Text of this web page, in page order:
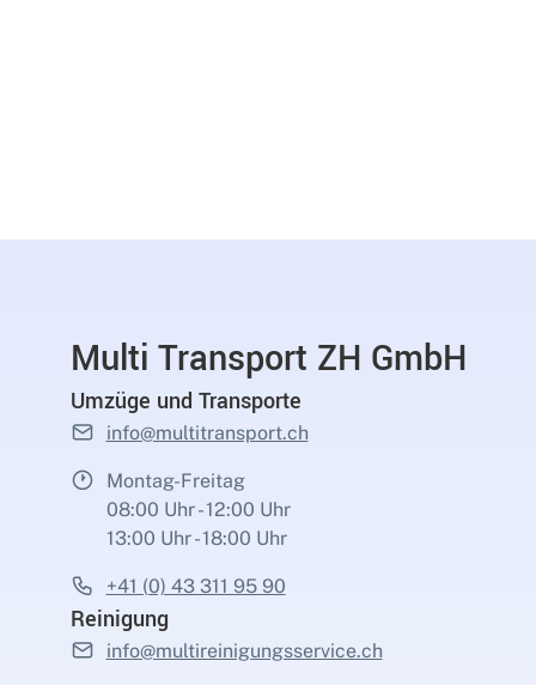
Multi Transport ZH GmbH
Umzüge und Transporte
info@multitransport.ch
Montag-Freitag
08:00 Uhr - 12:00 Uhr
13:00 Uhr - 18:00 Uhr
+41 (0) 43 311 95 90
Reinigung
info@multireinigungsservice.ch